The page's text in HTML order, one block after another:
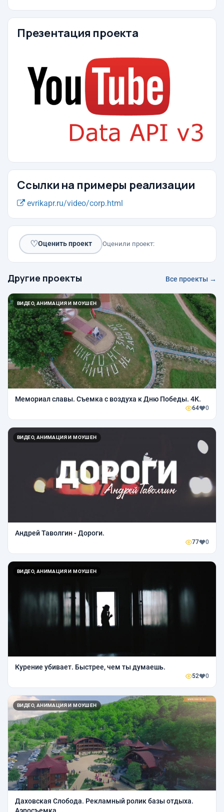
Презентация проекта
Ссылки на примеры реализации
evrikapr.ru/video/corp.html
♡Оценить проект Оценили проект:
Другие проекты Все проекты →
ВИДЕО, АНИМАЦИЯ И МОУШЕН
Мемориал славы. Съемка с воздуха к Дню Победы. 4К.
64 0
ВИДЕО, АНИМАЦИЯ И МОУШЕН
Андрей Таволгин - Дороги.
77 0
ВИДЕО, АНИМАЦИЯ И МОУШЕН
Курение убивает. Быстрее, чем ты думаешь.
52 0
ВИДЕО, АНИМАЦИЯ И МОУШЕН
Даховская Слобода. Рекламный ролик базы отдыха.
Аэросъемка.